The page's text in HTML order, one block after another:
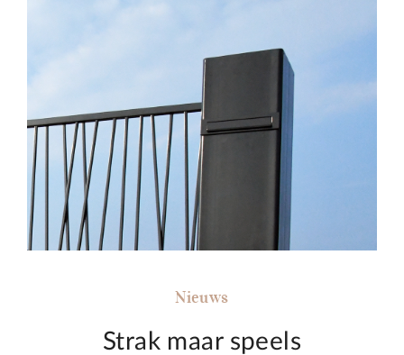
Nieuws
Strak maar speels